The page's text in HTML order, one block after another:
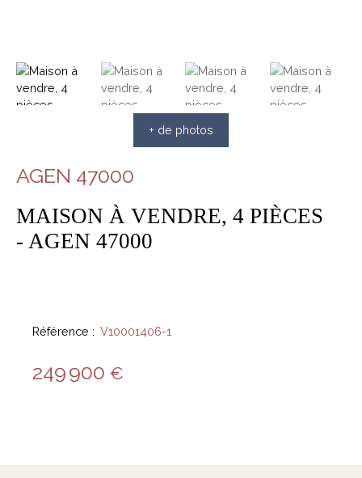
+ de photos
AGEN 47000
MAISON À VENDRE, 4 PIÈCES
- AGEN 47000
Référence : V10001406-1
249 900 €